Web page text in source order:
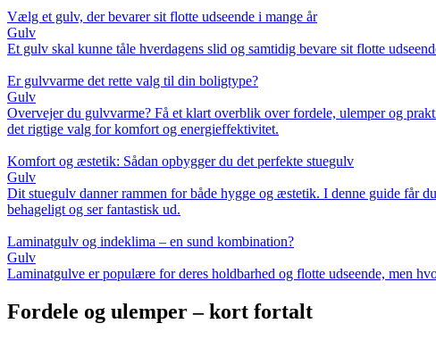
Vælg et gulv, der bevarer sit flotte udseende i mange år
Gulv
Et gulv skal kunne tåle hverdagens slid og samtidig bevare sit flotte
Er gulvvarme det rette valg til din boligtype?
Gulv
Overvejer du gulvvarme? Få et klart overblik over fordele, ulemper og
det rigtige valg for komfort og energieffektivitet.
Komfort og æstetik: Sådan opbygger du det perfekte stuegulv
Gulv
Dit stuegulv danner rammen for både hygge og æstetik. I denne guide får
behageligt og ser fantastisk ud.
Laminatgulv og indeklima – en sund kombination?
Gulv
Laminatgulve er populære for deres holdbarhed og flotte udseende, men
Fordele og ulemper – kort fortalt